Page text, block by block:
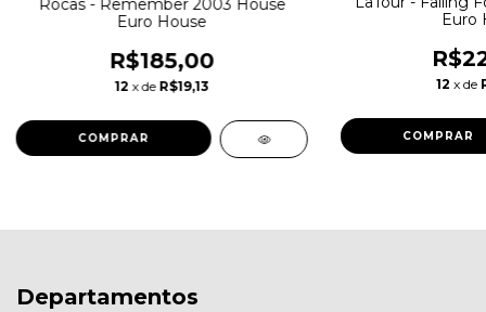
Rocas - Remember 2003 House
Euro House
R$185,00
12 x de R$19,13
Euro
12 x de
Departamentos